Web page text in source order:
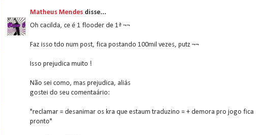
Matheus Mendes disse...
Oh cacilda, ce é 1 flooder de 1ª ¬¬
Faz isso tdo num post, fica postando 100mil vezes, putz ¬¬
Isso prejudica muito !
Não sei como, mas prejudica, aliás
gostei do seu comentaário:
"reclamar = desanimar os kra que estaum traduzino = + demora pro jogo fica
pronto"